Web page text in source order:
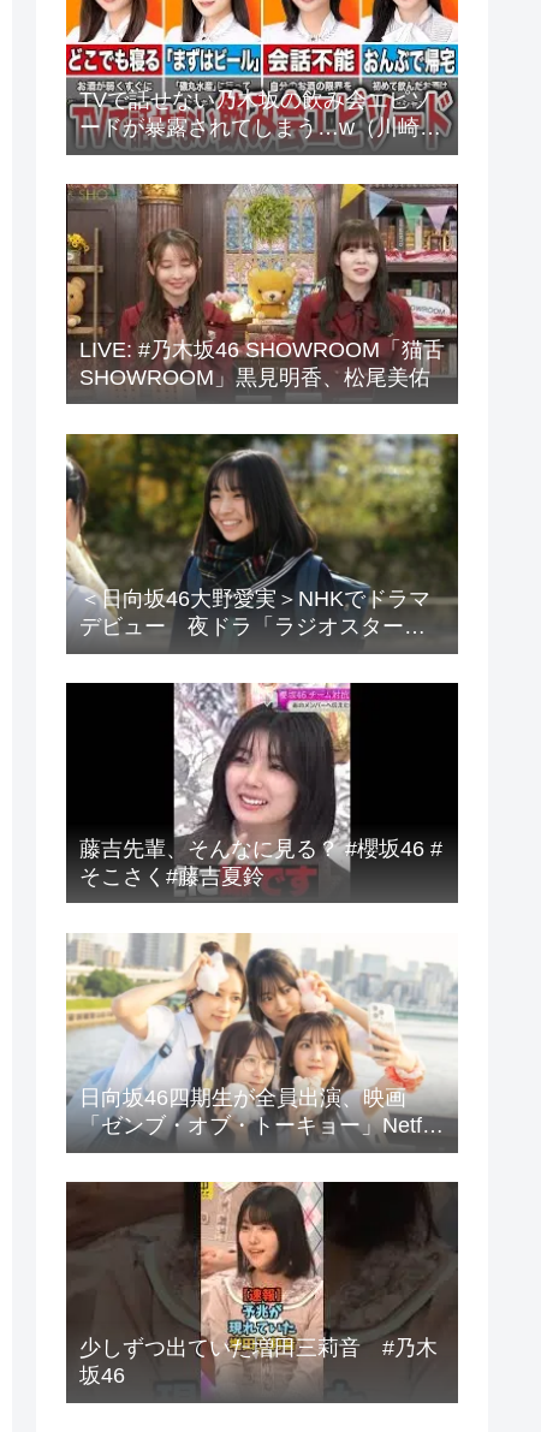
TVで話せない乃木坂の飲み会エピソ
ードが暴露されてしまう…w（川崎
桜、中西アルノ、梅澤美波、山下美
月、他）
LIVE: #乃木坂46 SHOWROOM「猫舌
SHOWROOM」黒見明香、松尾美佑
＜日向坂46大野愛実＞NHKでドラマ
デビュー 夜ドラ「ラジオスター」
登場に「かわいさハンパない」「演
技上手じゃん！」の声
藤吉先輩、そんなに見る？ #櫻坂46 #
そこさく#藤吉夏鈴
日向坂46四期生が全員出演、映画
「ゼンブ・オブ・トーキョー」Netflix
で配信
少しずつ出ていた増田三莉音 #乃木
坂46